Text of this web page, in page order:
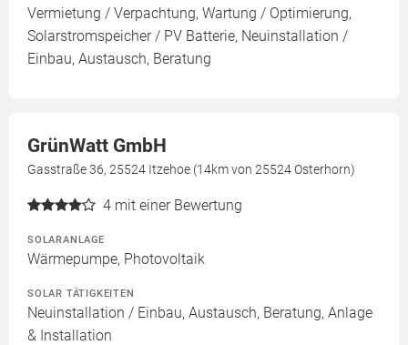
Vermietung / Verpachtung, Wartung / Optimierung,
Solarstromspeicher / PV Batterie, Neuinstallation /
Einbau, Austausch, Beratung
GrünWatt GmbH
Gasstraße 36, 25524 Itzehoe (14km von 25524 Osterhorn)
4 mit einer Bewertung
SOLARANLAGE
Wärmepumpe, Photovoltaik
SOLAR TÄTIGKEITEN
Neuinstallation / Einbau, Austausch, Beratung, Anlage
& Installation